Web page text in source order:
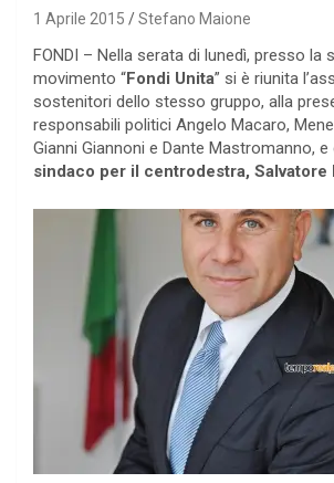
1 Aprile 2015 Stefano Maione
FONDI – Nella serata di lunedì, presso la
movimento “Fondi Unita” si è riunita
sostenitori dello stesso gruppo, alla
responsabili politici Angelo Macaro,
Gianni Giannoni e Dante Mastromanno, e
sindaco per il centrodestra, Salvatore